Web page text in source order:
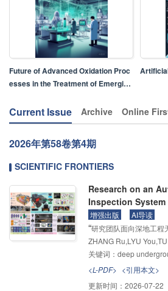
Future of Advanced Oxidation Proc
esses in the Treatment of Emergin
Current Issue Archive Online
2026年第58卷第4期
SCIENTIFIC FRONTIERS
Research on an
Inspection
prediction-based
Avoidance and
Grade
Underground
增强出版 AI导读
“研究团队面向深地工程
基于EP-TSHNet-PRA
集流程，并提出了CA-
方法，为解决深地工程
题提供解决方案。”
关键词： deep underground engineering;unmanned ground
<L-PDF> <引用本文>
更新时间： 2026-07-22